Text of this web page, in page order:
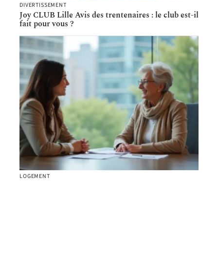
DIVERTISSEMENT
Joy CLUB Lille Avis des trentenaires : le club est-il
fait pour vous ?
LOGEMENT